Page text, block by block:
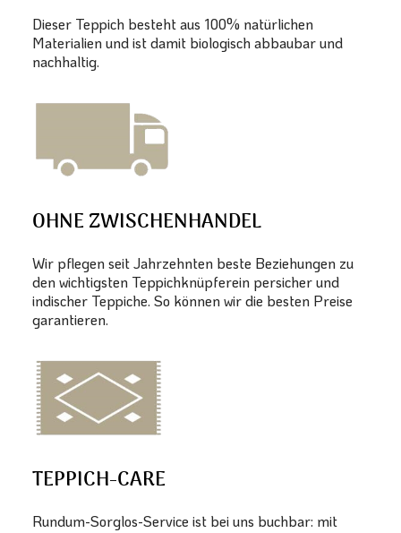
Dieser Teppich besteht aus 100% natürlichen
Materialien und ist damit biologisch abbaubar und
nachhaltig.
OHNE ZWISCHENHANDEL
Wir pflegen seit Jahrzehnten beste Beziehungen zu
den wichtigsten Teppichknüpferein persicher und
indischer Teppiche. So können wir die besten Preise
garantieren.
TEPPICH-CARE
Rundum-Sorglos-Service ist bei uns buchbar: mit